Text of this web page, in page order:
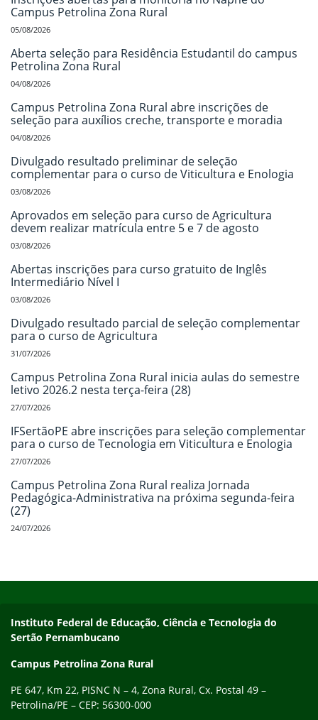
Campus Petrolina Zona Rural
05/08/2026
Aberta seleção para Residência Estudantil do campus
Petrolina Zona Rural
04/08/2026
Campus Petrolina Zona Rural abre inscrições de
seleção para auxílios creche, transporte e moradia
04/08/2026
Divulgado resultado preliminar de seleção
complementar para o curso de Viticultura e Enologia
03/08/2026
Aprovados em seleção para curso de Agricultura
devem realizar matrícula entre 5 e 7 de agosto
03/08/2026
Abertas inscrições para curso gratuito de Inglês
Intermediário Nível I
03/08/2026
Divulgado resultado parcial de seleção complementar
para o curso de Agricultura
31/07/2026
Campus Petrolina Zona Rural inicia aulas do semestre
letivo 2026.2 nesta terça-feira (28)
27/07/2026
IFSertãoPE abre inscrições para seleção complementar
para o curso de Tecnologia em Viticultura e Enologia
27/07/2026
Campus Petrolina Zona Rural realiza Jornada
Pedagógica-Administrativa na próxima segunda-feira
(27)
24/07/2026
Endereço
Instituto Federal de Educação, Ciência e Tecnologia do
Sertão Pernambucano
Campus Petrolina Zona Rural
PE 647, Km 22, PISNC N – 4, Zona Rural, Cx. Postal 49 –
Petrolina/PE – CEP: 56300-000